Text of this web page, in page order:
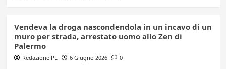
Vendeva la droga nascondendola in un incavo di un
muro per strada, arrestato uomo allo Zen di
Palermo
Redazione PL 6 Giugno 2026 0